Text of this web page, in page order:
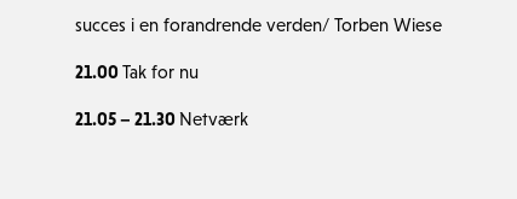
succes i en forandrende verden/ Torben Wiese
21.00Tak for nu
21.05 – 21.30Netværk